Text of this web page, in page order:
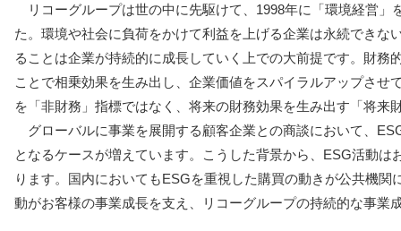
リコーグループは世の中に先駆けて、1998年に「環境経営
た。環境や社会に負荷をかけて利益を上げる企業は永続でき
ることは企業が持続的に成長していく上での大前提です。財
ことで相乗効果を生み出し、企業価値をスパイラルアップさ
を「非財務」指標ではなく、将来の財務効果を生み出す「将来
グローバルに事業を展開する顧客企業との商談において、
となるケースが増えています。こうした背景から、ESG活動
ります。国内においてもESGを重視した購買の動きが公共機
動がお客様の事業成長を支え、リコーグループの持続的な事業